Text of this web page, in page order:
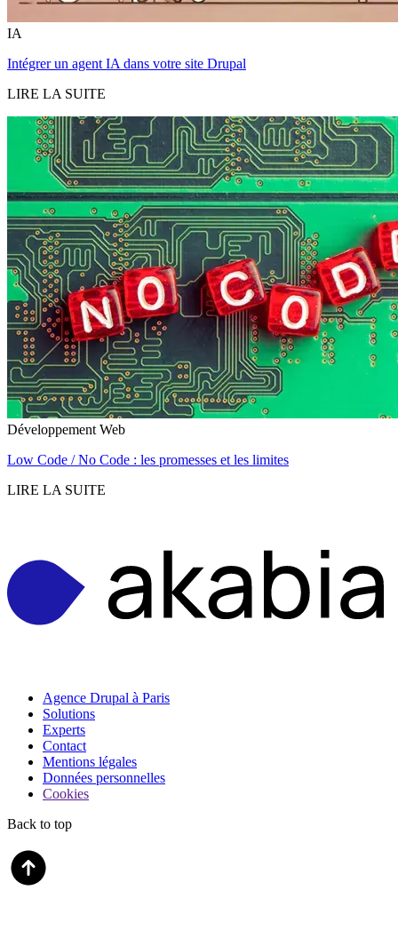
IA
Intégrer un agent IA dans votre site Drupal
LIRE LA SUITE
Développement Web
Low Code / No Code : les promesses et les limites
LIRE LA SUITE
Agence Drupal à Paris
Solutions
Experts
Contact
Mentions légales
Données personnelles
Cookies
Back to top